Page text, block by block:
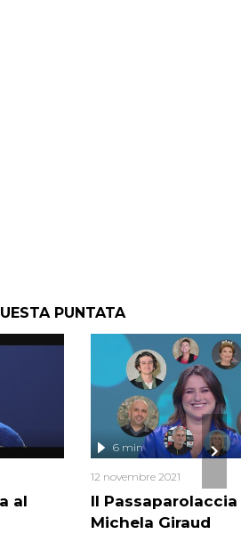
PUNTATA
al
Il
Michela Giraud
6 min
12 novembre 2021